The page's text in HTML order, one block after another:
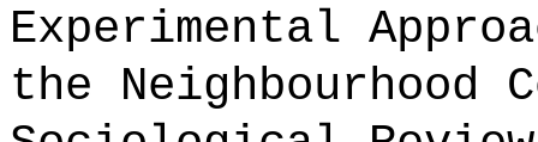
Experimental
the Neighbourhood